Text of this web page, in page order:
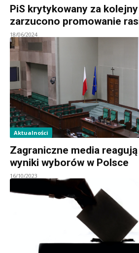
PiS krytykowany za
zarzucono promowanie
18/06/2024
Aktualności
Zagraniczne media
wyniki wyborów w Polsce
16/10/2023